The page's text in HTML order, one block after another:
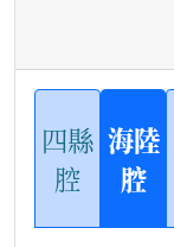
四縣
腔
海陸
腔